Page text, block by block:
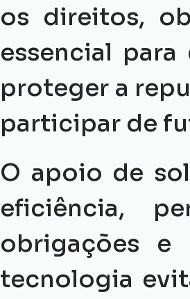
os direitos,
essencial
proteger a
participar de
O apoio de
eficiência,
obrigações e
tecnologia